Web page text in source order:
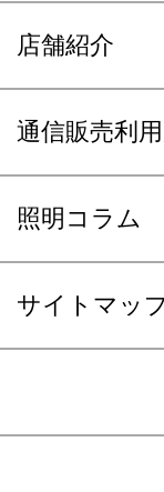
店舗紹介
通信販売利
照明コラム
サイトマッ